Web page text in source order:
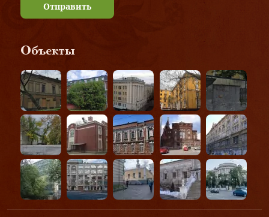
Отправить
Объекты